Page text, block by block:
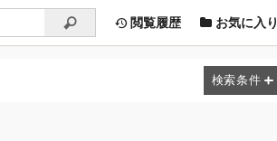
閲覧履歴 お気に入り